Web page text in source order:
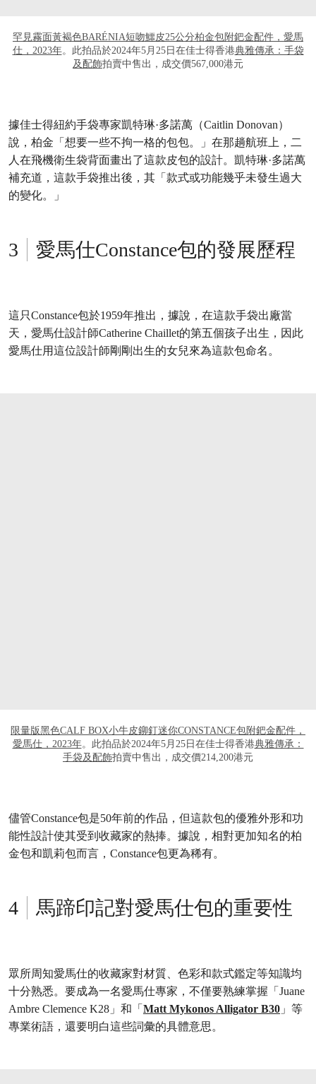
罕見霧面黃褐色BARÉNIA短吻鱷皮25公分柏金包附鈀金配件，愛馬
仕，2023年。此拍品於2024年5月25日在佳士得香港典雅傳承：手袋
及配飾拍賣中售出，成交價567,000港元
據佳士得紐約手袋專家凱特琳·多諾萬（Caitlin Donovan）
說，柏金「想要一些不拘一格的包包。」在那趟航班上，二
人在飛機衛生袋背面畫出了這款皮包的設計。凱特琳·多諾萬
補充道，這款手袋推出後，其「款式或功能幾乎未發生過大
的變化。」
愛馬仕Constance包的發展歷程
這只Constance包於1959年推出，據說，在這款手袋出廠當
天，愛馬仕設計師Catherine Chaillet的第五個孩子出生，因此
愛馬仕用這位設計師剛剛出生的女兒來為這款包命名。
限量版黑色CALF BOX小牛皮鉚釘迷你CONSTANCE包附鈀金配件，
愛馬仕，2023年。此拍品於2024年5月25日在佳士得香港典雅傳承：
手袋及配飾拍賣中售出，成交價214,200港元
儘管Constance包是50年前的作品，但這款包的優雅外形和功
能性設計使其受到收藏家的熱捧。據說，相對更加知名的柏
金包和凱莉包而言，Constance包更為稀有。
馬蹄印記對愛馬仕包的重要性
眾所周知愛馬仕的收藏家對材質、色彩和款式鑑定等知識均
十分熟悉。要成為一名愛馬仕專家，不僅要熟練掌握「Juane
Ambre Clemence K28」和「 Matt Mykonos Alligator B30 」等
專業術語，還要明白這些詞彙的具體意思。